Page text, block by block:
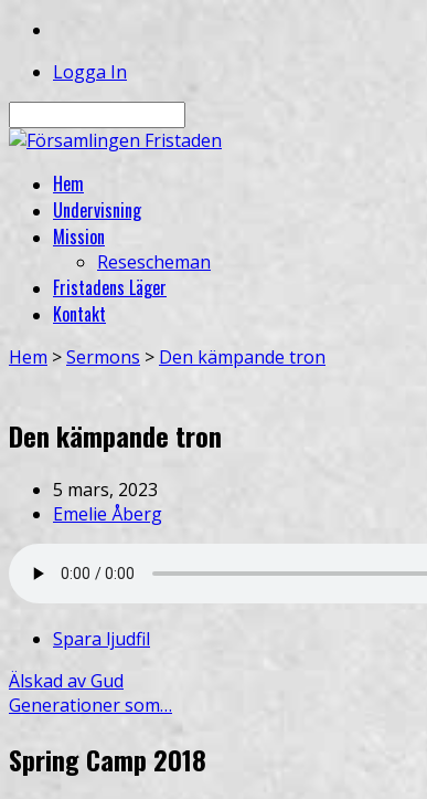
Logga In
Hem
Undervisning
Mission
Resescheman
Fristadens Läger
Kontakt
Hem >Sermons > Den kämpande tron
Den kämpande tron
5 mars, 2023
Emelie Åberg
Spara ljudfil
Älskad av Gud
Generationer som…
Spring Camp 2018